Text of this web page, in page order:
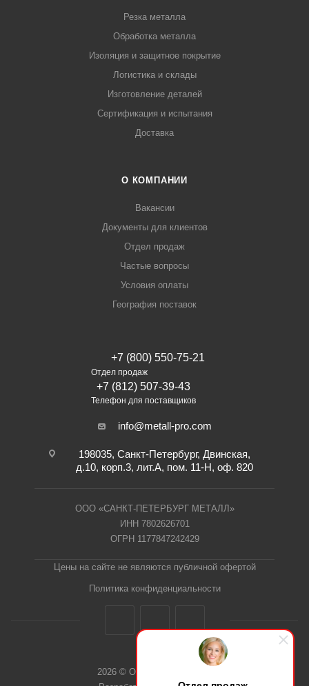
Резка металла
Обработка металла
Изоляция и защитное покрытие
Логистика и склады
Изготовление деталей
Сертификация и испытания
Доставка
О КОМПАНИИ
Вакансии
Документы для клиентов
Отдел продаж
Частые вопросы
Условия оплаты
География поставок
+7 (800) 550-75-21
Отдел продаж
+7 (812) 507-39-43
Телефон для поставщиков
info@metall-pro.com
198035, Санкт-Петербург, Двинская,
д.10, корп.3, лит.А, пом. 11-Н, оф. 820
ООО «САНКТ-ПЕТЕРБУРГ МЕТАЛЛ»
ИНН 7802626701
ОГРН 1177847242429
Цены на сайте не являются публичной офертой
Политика конфиденциальности
2026 © ООО "СПб Металл"